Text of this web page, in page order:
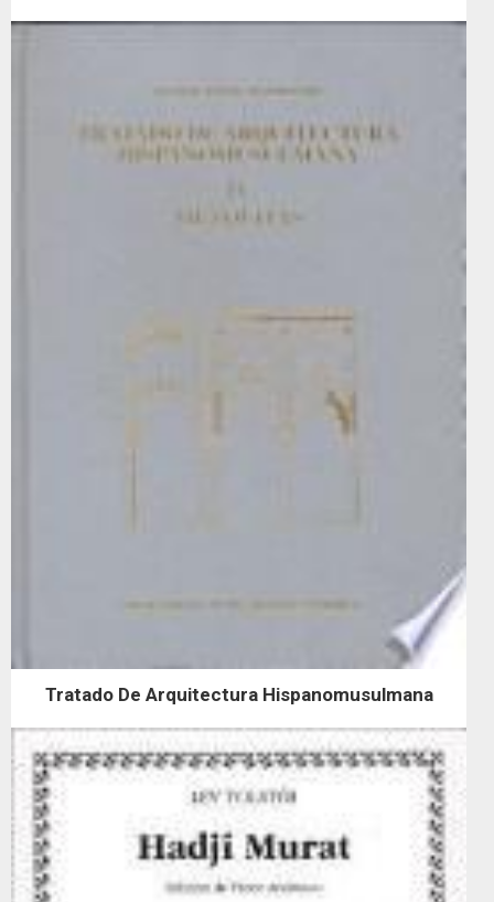
Tratado De Arquitectura Hispanomusulmana